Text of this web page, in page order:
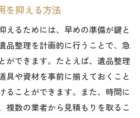
を抑える方法
えるためには、早めの準備が鍵と
品整理を計画的に行うことで、急
ができます。たとえば、遺品整理
具や資材を事前に揃えておくこと
ることができます。また、時間に
複数の業者から見積もりを取るこ